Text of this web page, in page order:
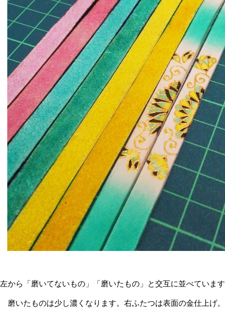
左から「磨いてないもの」「磨いたもの」と交互に並べていま
磨いたものは少し濃くなります。右ふたつは表面の金仕上げ。